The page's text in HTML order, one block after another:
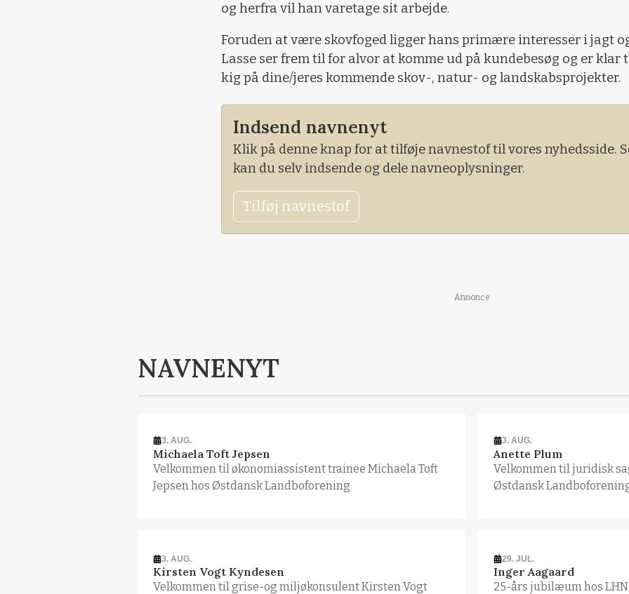
og herfra vil han varetage sit arbejde.
Foruden at være skovfoged ligger hans primære interesser i jagt
Lasse ser frem til for alvor at komme ud på kundebesøg og er klar
kig på dine/jeres kommende skov-, natur- og landskabsprojekter.
Indsend navnenyt
Klik på denne knap for at tilføje navnestof til vores nyhedsside.
kan du selv indsende og dele navneoplysninger.
Tilføj navnestof
Annonce
NAVNENYT
3. AUG.
Michaela Toft Jepsen
Velkommen til økonomiassistent trainee Michaela Toft
Jepsen hos Østdansk Landboforening
3. AUG.
Anette Plum
Velkommen til juridisk
Østdansk
3. AUG.
Kirsten Vogt Kyndesen
Velkommen til grise-og miljøkonsulent Kirsten Vogt
29. JUL.
Inger Aagaard
25-års jubilæum hos LHN